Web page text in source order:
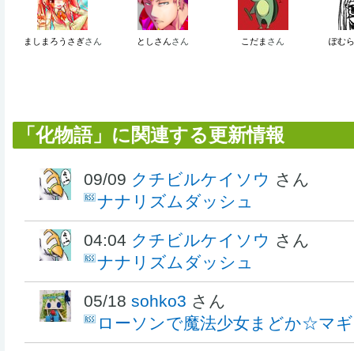
ましまろうさぎさん としさんさん こだま さん ぽむ
「化物語」に関連する更新情報
09/09 クチビルケイソウ さん
ナナリズムダッシュ
04:04 クチビルケイソウ さん
ナナリズムダッシュ
05/18 sohko3 さん
ローソンで魔法少女まどか☆マ